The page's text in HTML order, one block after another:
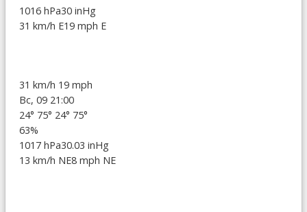
1016 hPa30 inHg
31 km/h E19 mph E
31 km/h 19 mph
Вс, 09 21:00
24° 75° 24° 75°
63%
1017 hPa30.03 inHg
13 km/h NE8 mph NE